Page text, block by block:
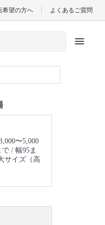
希望の方へ よくあるご質問
menu
〜5,000
/ 幅95ま
サイズ（高
込)